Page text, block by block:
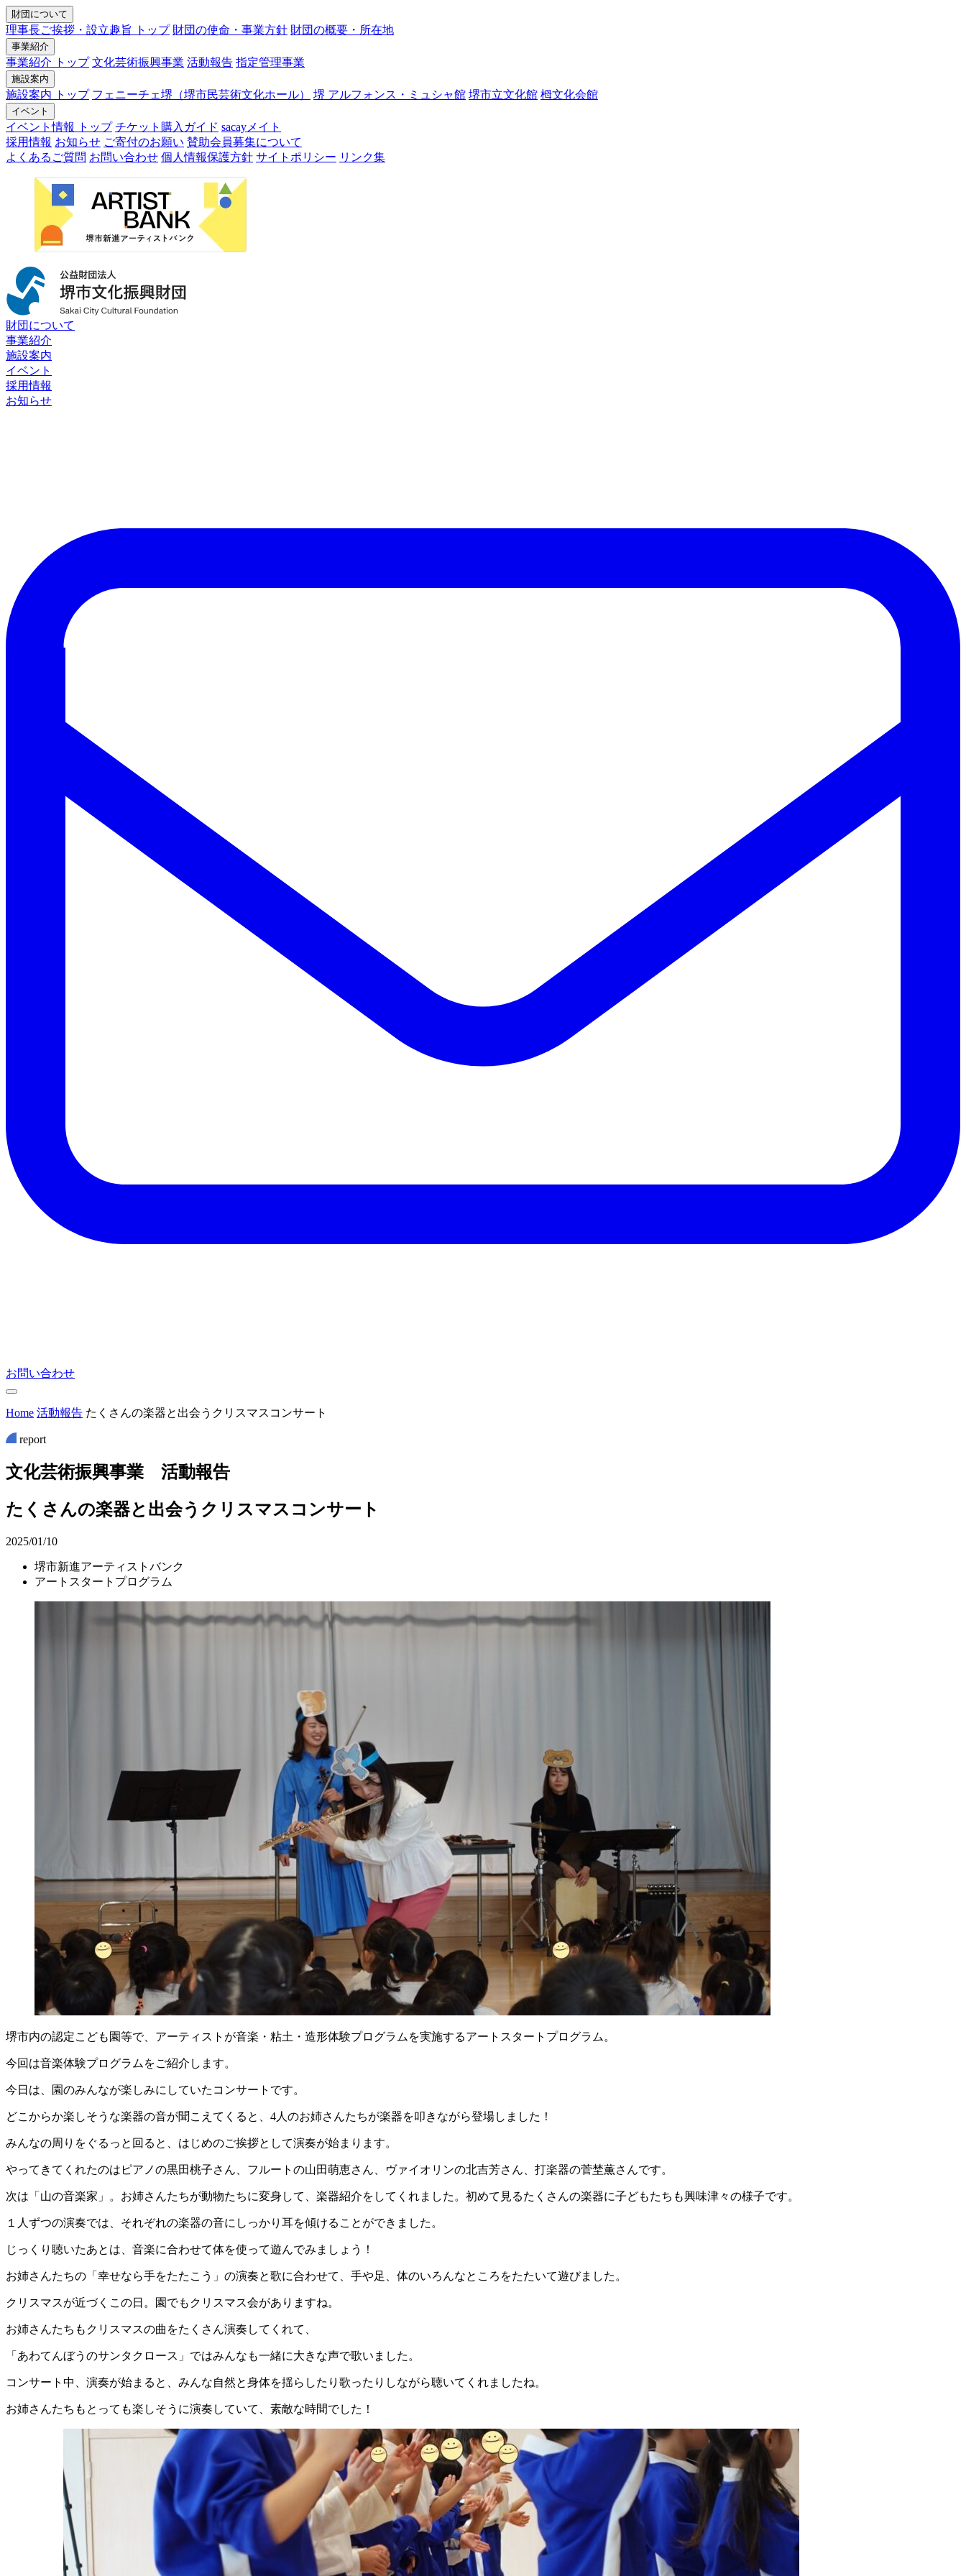
財団について
理事長ご挨拶・設立趣旨 トップ 財団の使命・事業方針 財団の概要・所在地
事業紹介
事業紹介 トップ 文化芸術振興事業 活動報告 指定管理事業
施設案内
施設案内 トップ フェニーチェ堺（堺市民芸術文化ホール） 堺 アルフォンス・ミュシャ館 堺市立文化館 栂文化会館
イベント
イベント情報 トップ チケット購入ガイド sacayメイト
採用情報 お知らせ ご寄付のお願い 賛助会員募集について
よくあるご質問 お問い合わせ 個人情報保護方針 サイトポリシー リンク集
財団について
事業紹介
施設案内
イベント
採用情報
お知らせ
お問い合わせ
Home 活動報告 たくさんの楽器と出会うクリスマスコンサート
report
文化芸術振興事業 活動報告
たくさんの楽器と出会うクリスマスコンサート
2025/01/10
堺市新進アーティストバンク
アートスタートプログラム
堺市内の認定こども園等で、アーティストが音楽・粘土・造形体験プログラムを実施するアートスタートプログラム。
今回は音楽体験プログラムをご紹介します。
今日は、園のみんなが楽しみにしていたコンサートです。
どこからか楽しそうな楽器の音が聞こえてくると、4人のお姉さんたちが楽器を叩きながら登場しました！
みんなの周りをぐるっと回ると、はじめのご挨拶として演奏が始まります。
やってきてくれたのはピアノの黒田桃子さん、フルートの山田萌恵さん、ヴァイオリンの北吉芳さん、打楽器の菅埜薫さんです。
次は「山の音楽家」。お姉さんたちが動物たちに変身して、楽器紹介をしてくれました。初めて見るたくさんの楽器に子どもたちも興味津々の様子です。
１人ずつの演奏では、それぞれの楽器の音にしっかり耳を傾けることができました。
じっくり聴いたあとは、音楽に合わせて体を使って遊んでみましょう！
お姉さんたちの「幸せなら手をたたこう」の演奏と歌に合わせて、手や足、体のいろんなところをたたいて遊びました。
クリスマスが近づくこの日。園でもクリスマス会がありますね。
お姉さんたちもクリスマスの曲をたくさん演奏してくれて、
「あわてんぼうのサンタクロース」ではみんなも一緒に大きな声で歌いました。
コンサート中、演奏が始まると、みんな自然と身体を揺らしたり歌ったりしながら聴いてくれましたね。
お姉さんたちもとっても楽しそうに演奏していて、素敵な時間でした！